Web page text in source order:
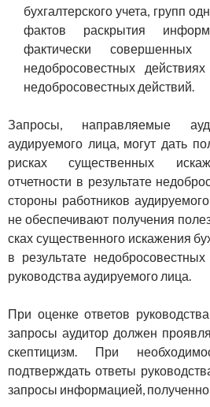
бухгалтерского учета, групп
фактов раскрытия
фактически совершенных
недобросовестных
недобросовестных действий.
Запросы, направляемые
аудируемого лица, могут дать
рисках существенных
отчетности в результате
стороны работников
не обеспечивают получения
сках существенного искажения
в резуль­тате
руководства аудируе­мого лица.
При оценке ответов
запросы аудитор должен
скептицизм. При
подтверждать ответы
запросы информацией,